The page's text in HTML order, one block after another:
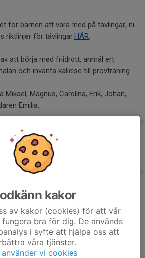
för barnen att vara med på tävlingar, ni
riktlinjer för tävlingar HÄR.
att börja med friidrott, anmäl ert
och invänta kallelse till provträning.
Mikael, Magnus, Carolina, Erik, Johan,
Emilia.
5/2 kakor
av kakor (cookies) för att vår
bra för dig. De används
i syfte att hjälpa oss att
våra tjänster.
använder vi cookies